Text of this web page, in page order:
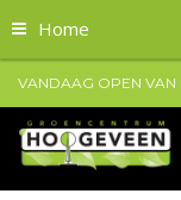
Home
VANDAAG OPEN VAN